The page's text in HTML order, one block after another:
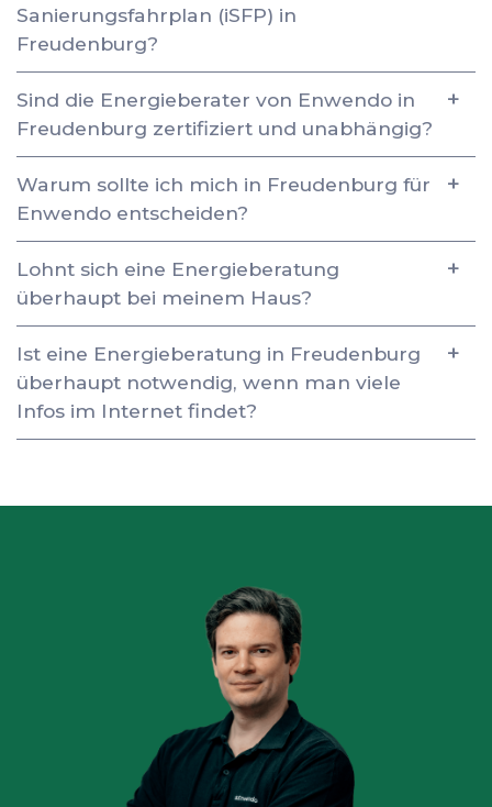
Sanierungsfahrplan (iSFP) in
Freudenburg?
Sind die Energieberater von Enwendo in
Freudenburg zertifiziert und unabhängig?
Warum sollte ich mich in Freudenburg für
Enwendo entscheiden?
Lohnt sich eine Energieberatung
überhaupt bei meinem Haus?
Ist eine Energieberatung in Freudenburg
überhaupt notwendig, wenn man viele
Infos im Internet findet?